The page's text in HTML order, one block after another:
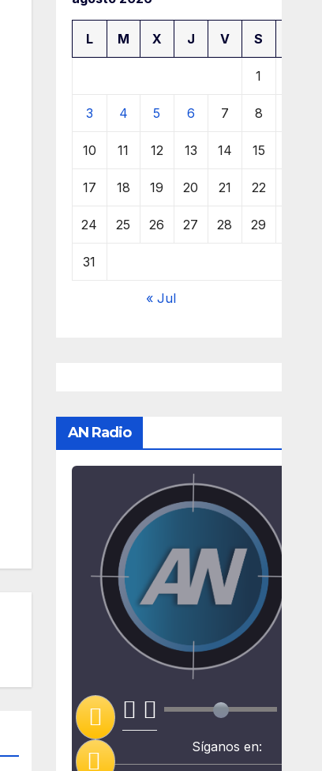
L M X J V S
1
3 4 5 6 7 8
10 11 12 13 14 15
17 18 19 20 21 22
24 25 26 27 28 29
31
« Jul
AN Radio
Síganos en: